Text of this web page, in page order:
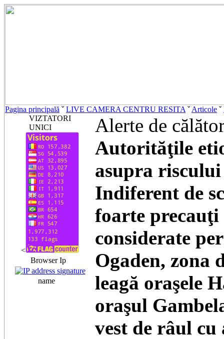
Pagina principală ˇLIVE CAMERA CENTRU RESITA ˇArticole ˇ
VIZTATORI
UNICI
<
Browser Ip
name
Alerte de
Autorităţile
asupra
Indiferent de
foarte precauţi
considerate
Ogaden, zona
leagă oraşele
oraşul
vest de râul cu